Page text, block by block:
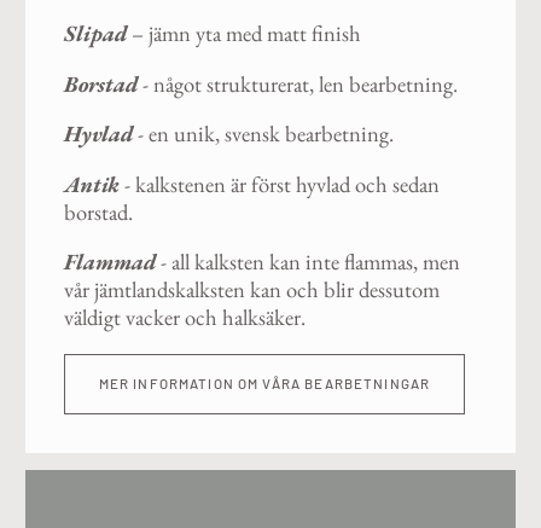
Slipad– jämn yta med matt finish
Borstad- något strukturerat, len bearbetning.
Hyvlad- en unik, svensk bearbetning.
Antik- kalkstenen är först hyvlad och sedan
borstad.
Flammad- all kalksten kan inte flammas, men
vår jämtlandskalksten kan och blir dessutom
väldigt vacker och halksäker.
MER INFORMATION OM VÅRA BEARBETNINGAR